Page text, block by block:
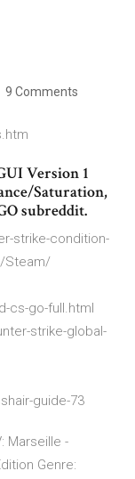
9 Comments
Version 1
Saturation,
subreddit.
strike-condition-
Steam/
cs-go-full.html
strike-global-
guide-73
Marseille -
Genre: